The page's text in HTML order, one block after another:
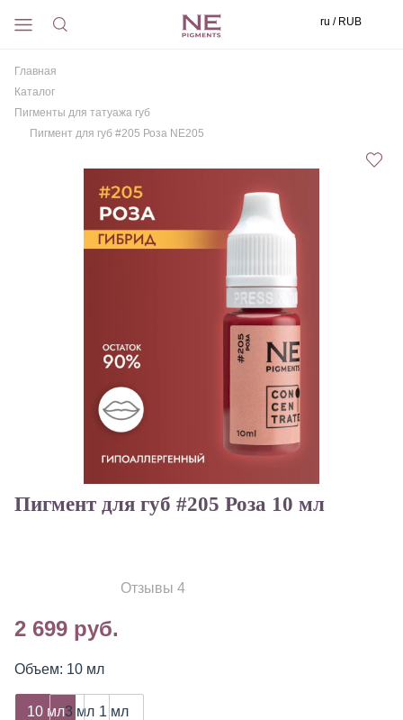
ru / RUB
Главная
Каталог
Пигменты для татуажа губ
Пигмент для губ #205 Роза NE205
Пигмент для губ #205 Роза 10 мл
Отзывы 4
2 699 руб.
Объем: 10 мл
10 мл3 мл 1 мл